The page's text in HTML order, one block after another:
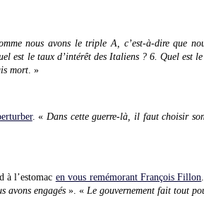
nous avons le triple A, c’est-à-dire que
est le taux d’intérêt des Italiens ? 6. Quel est
mort . »
. « Dans cette guerre-là, il faut choisir
à l’estomac en vous remémorant François Fillon
avons engagés ». « Le gouvernement fait tout